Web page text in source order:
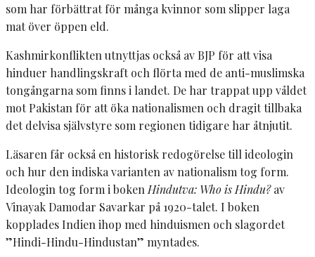
som har förbättrat för många kvinnor som slipper laga
mat över öppen eld.
Kashmirkonflikten utnyttjas också av BJP för att visa
hinduer handlingskraft och flörta med de anti-muslimska
tongångarna som finns i landet. De har trappat upp våldet
mot Pakistan för att öka nationalismen och dragit tillbaka
det delvisa självstyre som regionen tidigare har åtnjutit.
Läsaren får också en historisk redogörelse till ideologin
och hur den indiska varianten av nationalism tog form.
Ideologin tog form i boken Hindutva: Who is Hindu?av
Vinayak Damodar Savarkar på 1920-talet. I boken
kopplades Indien ihop med hinduismen och slagordet
”Hindi-Hindu-Hindustan” myntades.